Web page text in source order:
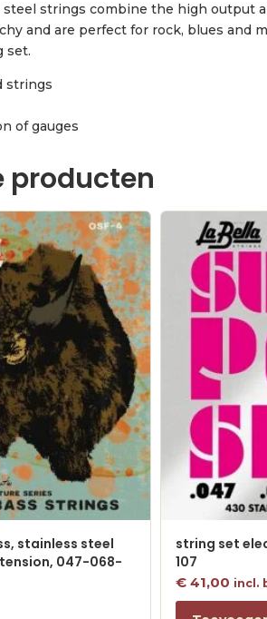
strings combine the high output
and are perfect for rock, blues and
set.
strings
of gauges
producten
stainless steel
047-068-
string set
107
€ 41,00 incl.